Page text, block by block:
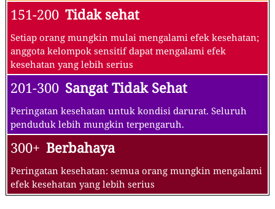
151-200 Tidak sehat
Setiap orang mungkin mulai mengalami efek kesehatan;
anggota kelompok sensitif dapat mengalami efek
kesehatan yang lebih serius
201-300 Sangat Tidak Sehat
Peringatan kesehatan untuk kondisi darurat. Seluruh
penduduk lebih mungkin terpengaruh.
300+ Berbahaya
Peringatan kesehatan: semua orang mungkin mengalami
efek kesehatan yang lebih serius